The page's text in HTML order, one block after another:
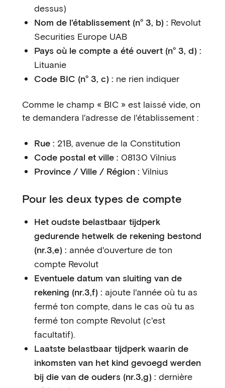
dessus)
Nom de l'établissement (n° 3, b) : Revolut
Securities Europe UAB
Pays où le compte a été ouvert (n° 3, d) :
Lituanie
Code BIC (n° 3, c) : ne rien indiquer
Comme le champ « BIC » est laissé vide, on
te demandera l'adresse de l'établissement :
Rue : 21B, avenue de la Constitution
Code postal et ville : 08130 Vilnius
Province / Ville / Région : Vilnius
Pour les deux types de compte
Het oudste belastbaar tijdperk
gedurende hetwelk de rekening bestond
(nr.3,e) : année d'ouverture de ton
compte Revolut
Eventuele datum van sluiting van de
rekening (nr.3,f) : ajoute l'année où tu as
fermé ton compte, dans le cas où tu as
fermé ton compte Revolut (c'est
facultatif).
Laatste belastbaar tijdperk waarin de
inkomsten van het kind gevoegd werden
bij die van de ouders (nr.3,g) : dernière